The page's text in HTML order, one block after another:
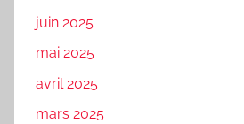
juin 2025
mai 2025
avril 2025
mars 2025